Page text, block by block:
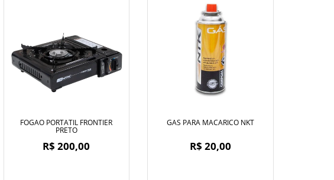
FOGAO PORTATIL FRONTIER
PRETO
R$ 200,00
GAS PARA MACARICO NKT
R$ 20,00